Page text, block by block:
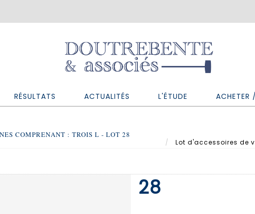
RÉSULTATS ACTUALITÉS L'ÉTUDE ACHETER
COMPRENANT : TROIS L - LOT 28
Lot d'accessoires de
28